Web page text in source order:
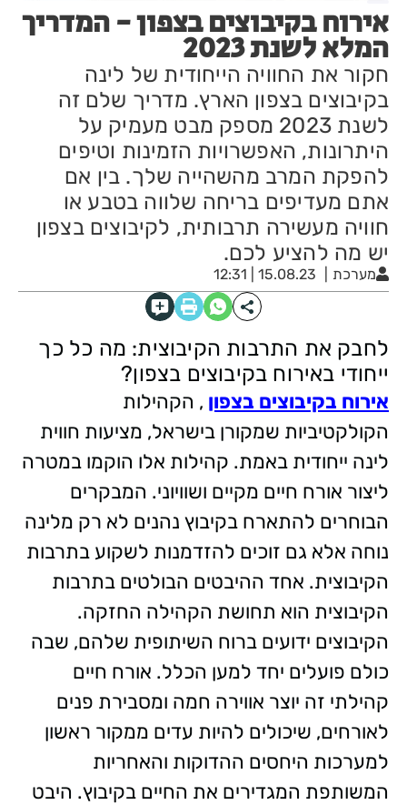
אירוח בקיבוצים בצפון - המדריך
המלא לשנת 2023
חקור את החוויה הייחודית של לינה
בקיבוצים בצפון הארץ. מדריך שלם זה
לשנת 2023 מספק מבט מעמיק על
היתרונות, האפשרויות הזמינות וטיפים
להפקת המרב מהשהייה שלך. בין אם
אתם מעדיפים בריחה שלווה בטבע או
חוויה מעשירה תרבותית, לקיבוצים בצפון
יש מה להציע לכם.
מערכת 15.08.23 | 12:31
לחבק את התרבות הקיבוצית: מה כל כך
ייחודי באירוח בקיבוצים בצפון?
אירוח בקיבוצים בצפון , הקהילות
הקולקטיביות שמקורן בישראל, מציעות חווית
לינה ייחודית באמת. קהילות אלו הוקמו במטרה
ליצור אורח חיים מקיים ושוויוני. המבקרים
הבוחרים להתארח בקיבוץ נהנים לא רק מלינה
נוחה אלא גם זוכים להזדמנות לשקוע בתרבות
הקיבוצית. אחד ההיבטים הבולטים בתרבות
הקיבוצית הוא תחושת הקהילה החזקה.
הקיבוצים ידועים ברוח השיתופית שלהם, שבה
כולם פועלים יחד למען הכלל. אורח חיים
קהילתי זה יוצר אווירה חמה ומסבירת פנים
לאורחים, שיכולים להיות עדים ממקור ראשון
למערכות היחסים ההדוקות והאחריות
המשותפת המגדירים את החיים בקיבוץ. היבט